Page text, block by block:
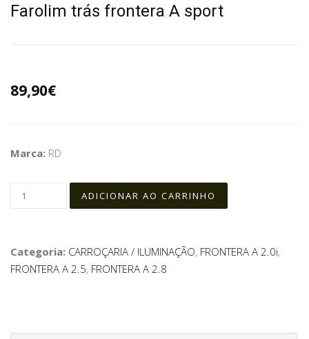
Farolim trás frontera A sport
89,90€
Marca: RD
Categoria: CARROÇARIA / ILUMINAÇÃO, FRONTERA A 2.0i,
FRONTERA A 2.5, FRONTERA A 2.8